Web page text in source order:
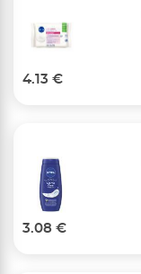
4.13 €
3.08 €